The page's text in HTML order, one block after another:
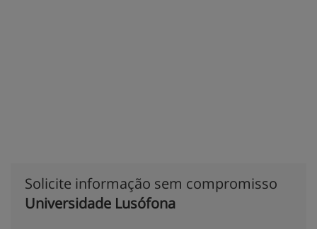
Solicite informação sem compromisso
Universidade Lusófona